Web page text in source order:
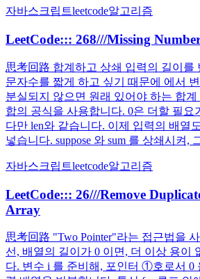
자바스크립트leetcode알고리즘
LeetCode::: 268///Missing
思考回路 합계하고 상쇄 입력의 길이를
문자수를 짧게 하고 싶기 때문에 에서
분실되지 않으면 원래 있어야 하는 합
합의 공식을 사용합니다. 0은 더할 필요
다만 len와 같습니다. 이제 입력의 배열
넣습니다. suppose 와 sum 를 상쇄시켜,
자바스크립트leetcode알고리즘
LeetCode::: 26///Remove
Array
思考回路 "Two Pointer"라는 접근법을
선, 배열의 길이가 0 이면, 더 이상 용이
다. 변수 i 를 준비해, 포인터 ①호로서 0